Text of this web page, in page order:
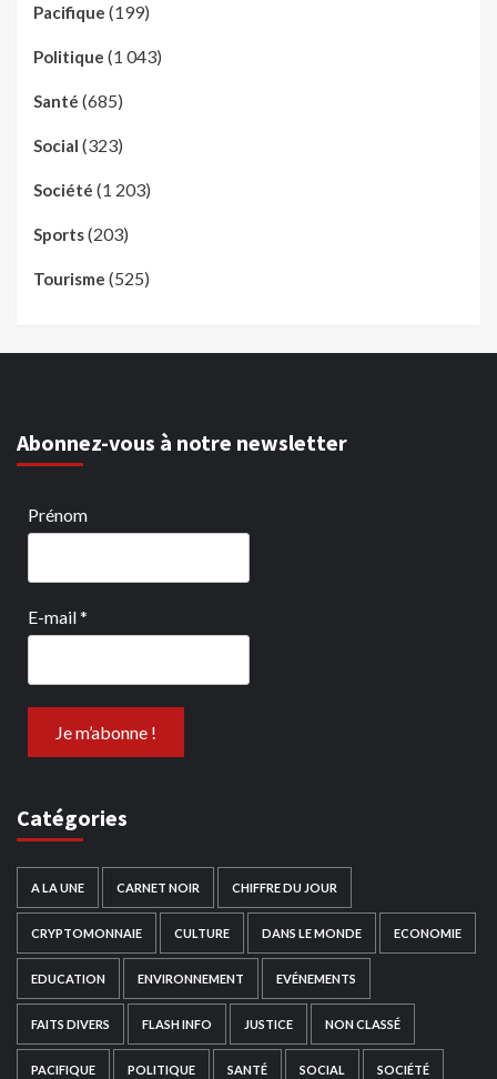
Pacifique (199)
Politique (1 043)
Santé (685)
Social (323)
Société (1 203)
Sports(203)
Tourisme (525)
Abonnez-vous à notre newsletter
Prénom
E-mail*
Catégories
A LA UNE CARNET NOIR CHIFFRE DU JOUR
CRYPTOMONNAIE CULTURE DANS LE MONDE ECONOMIE
EDUCATION ENVIRONNEMENT EVÉNEMENTS
FAITS DIVERS FLASH INFO JUSTICE NON CLASSÉ
PACIFIQUE POLITIQUE SANTÉ SOCIAL SOCIÉTÉ